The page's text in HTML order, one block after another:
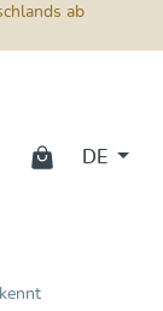
ab
DE